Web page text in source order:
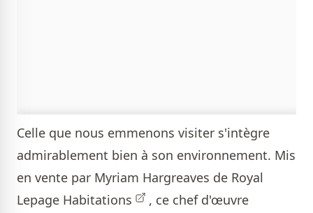
Celle que nous emmenons visiter s'intègre
admirablement bien à son environnement. Mis
en vente par Myriam Hargreaves de Royal
Lepage Habitations
, ce chef d'œuvre